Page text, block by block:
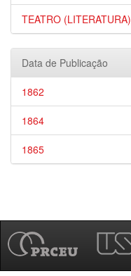
TEATRO (LITERATURA)
Data de Publicação
1862
1864
1865